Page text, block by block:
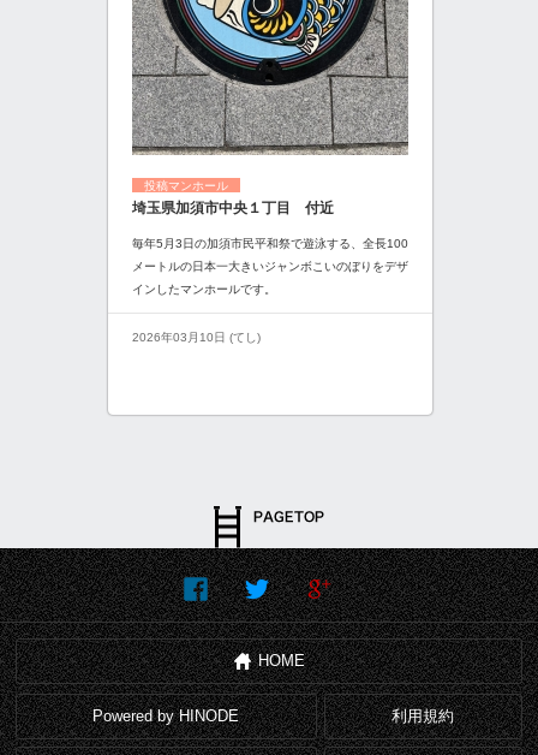
投稿マンホール
埼玉県加須市中央１丁目 付近
毎年5月3日の加須市民平和祭で遊泳する、全長100
メートルの日本一大きいジャンボこいのぼりをデザ
インしたマンホールです。
2026年03月10日 (てし)
HOME
Powered by HINODE 利用規約